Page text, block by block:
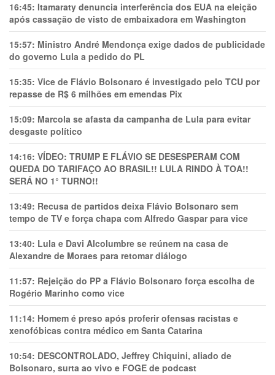
16:45: Itamaraty denuncia interferência dos EUA na eleição
após cassação de visto de embaixadora em Washington
15:57: Ministro André Mendonça exige dados de publicidade
do governo Lula a pedido do PL
15:35: Vice de Flávio Bolsonaro é investigado pelo TCU por
repasse de R$ 6 milhões em emendas Pix
15:09: Marcola se afasta da campanha de Lula para evitar
desgaste político
14:16: VÍDEO: TRUMP E FLÁVIO SE DESESPERAM COM
QUEDA DO TARIFAÇO AO BRASIL!! LULA RINDO À TOA!!
SERÁ NO 1° TURNO!!
13:49: Recusa de partidos deixa Flávio Bolsonaro sem
tempo de TV e força chapa com Alfredo Gaspar para vice
13:40: Lula e Davi Alcolumbre se reúnem na casa de
Alexandre de Moraes para retomar diálogo
11:57: Rejeição do PP a Flávio Bolsonaro força escolha de
Rogério Marinho como vice
11:14: Homem é preso após proferir ofensas racistas e
xenofóbicas contra médico em Santa Catarina
10:54: DESCONTROLADO, Jeffrey Chiquini, aliado de
Bolsonaro, surta ao vivo e FOGE de podcast